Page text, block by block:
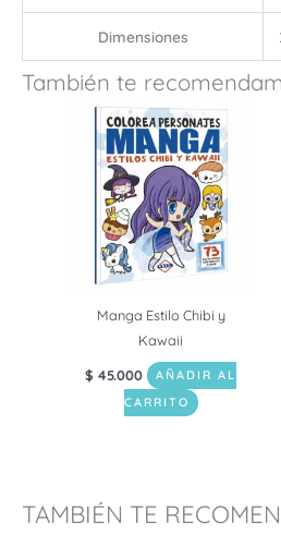
Dimensiones
También te
Manga Estilo Chibi y
Kawaii
$ 45.000
AÑADIR AL
CARRITO
TAMBIÉN TE